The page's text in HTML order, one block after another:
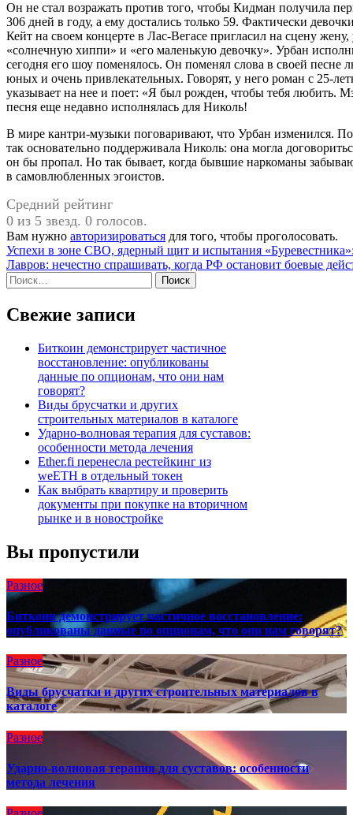
Он не стал возражать против того, чтобы Кидман получила
306 дней в году, а ему достались только 59. Фактически
Кейт на своем концерте в Лас-Вегасе пригласил на сцену
«солнечную хиппи» и «его маленькую девочку». Урбан
сегодня его шоу поменялось. Он поменял слова в своей песне
юных и очень привлекательных. Говорят, у него роман с 25-
указывает на нее и поет: «Я был рожден, чтобы тебя любить.
песня еще недавно исполнялась для Николь!
В мире кантри-музыки поговаривают, что Урбан изменился.
так основательно поддерживала Николь: она могла
он бы пропал. Но так бывает, когда бывшие наркоманы
в самовлюбленных эгоистов.
Средний рейтинг
0 из 5 звезд. 0 голосов.
Вам нужно авторизироваться для того, чтобы проголосовать.
Навигация
по
записям
Успехи в зоне СВО, ядерный щит и испытания
Лавров: нечестно спрашивать, когда РФ остановит боевые
Найти:
Свежие записи
Биткоин демонстрирует частичное
восстановление: опубликованы
данные по опционам, что они нам
говорят?
Виды брусчатки и других
строительных материалов в каталоге
Ударно-волновая терапия для суставов:
особенности метода лечения
Ether.fi перенесла рестейкинг из
weETH в отдельный токен
Как выбрать квартиру и проверить
документы при покупке на вторичном
рынке и в новостройке
Вы пропустили
Разное
Биткоин демонстрирует частичное восстановление:
опубликованы данные по опционам, что они нам говорят?
Разное
Виды брусчатки и других строительных материалов в
каталоге
Разное
Ударно-волновая терапия для суставов: особенности
метода лечения